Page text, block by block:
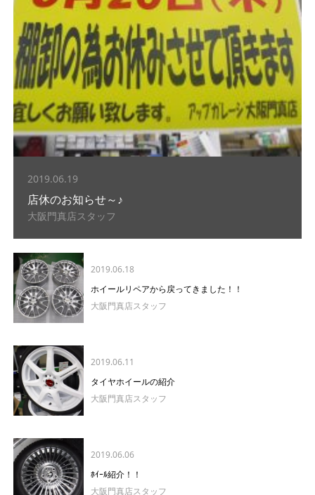
2019.06.19
店休のお知らせ～♪
大阪門真店スタッフ
2019.06.18
ホイールリペアから戻ってきました！！
大阪門真店スタッフ
2019.06.11
タイヤホイールの紹介
大阪門真店スタッフ
2019.06.06
ﾎｲｰﾙ紹介！！
大阪門真店スタッフ